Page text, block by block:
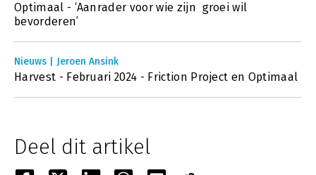
Optimaal - ‘Aanrader voor wie zijn groei wil
bevorderen’
Nieuws | Jeroen Ansink
Harvest - Februari 2024 - Friction Project en Optimaal
Deel dit artikel